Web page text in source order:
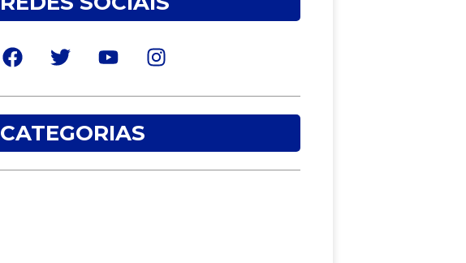
CATEGORIAS